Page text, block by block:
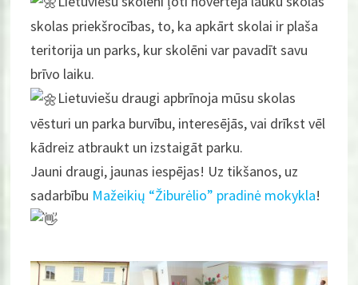
skolas priekšrocības, to, ka apkārt skolai ir plaša
teritorija un parks, kur skolēni var pavadīt savu
brīvo laiku.
Lietuviešu draugi apbrīnoja mūsu skolas
vēsturi un parka burvību, interesējās, vai drīkst vēl
kādreiz atbraukt un izstaigāt parku.
Jauni draugi, jaunas iespējas! Uz tikšanos, uz
sadarbību Mažeikių “Žiburėlio” pradinė mokykla!